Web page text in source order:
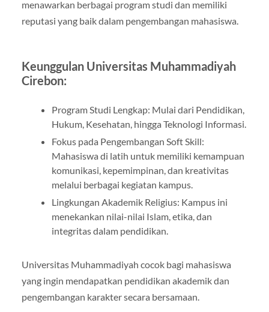
menawarkan berbagai program studi dan memiliki
reputasi yang baik dalam pengembangan mahasiswa.
Keunggulan Universitas Muhammadiyah
Cirebon:
Program Studi Lengkap: Mulai dari Pendidikan,
Hukum, Kesehatan, hingga Teknologi Informasi.
Fokus pada Pengembangan Soft Skill:
Mahasiswa di latih untuk memiliki kemampuan
komunikasi, kepemimpinan, dan kreativitas
melalui berbagai kegiatan kampus.
Lingkungan Akademik Religius: Kampus ini
menekankan nilai-nilai Islam, etika, dan
integritas dalam pendidikan.
Universitas Muhammadiyah cocok bagi mahasiswa
yang ingin mendapatkan pendidikan akademik dan
pengembangan karakter secara bersamaan.